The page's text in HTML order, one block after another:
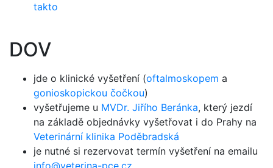
takto
DOV
jde o klinické vyšetření (oftalmoskopem a
gonioskopickou čočkou)
vyšetřujeme u MVDr. Jiřího Beránka, který jezdí
na základě objednávky vyšetřovat i do Prahy na
Veterinární klinika Poděbradská
je nutné si rezervovat termín vyšetření na emailu
info@veterina-pce.cz